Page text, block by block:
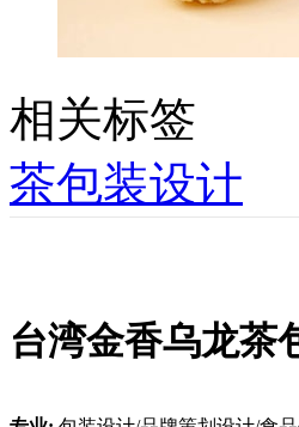
相关标签
茶包装设计
台湾金香乌龙茶